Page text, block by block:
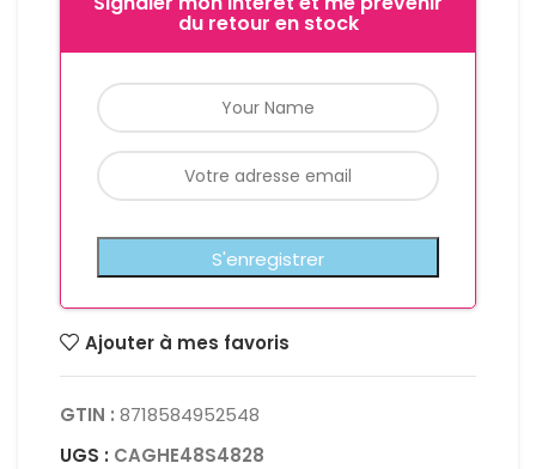
du retour en stock
Ajouter à mes favoris
GTIN : 8718584952548
UGS : CAGHE48S4828